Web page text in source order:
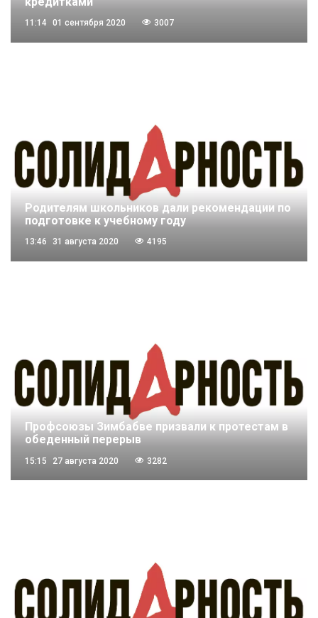
11:14 01 сентября 2020 3007
Родителям школьников дали рекомендации по
подготовке к учебному году
13:46 31 августа 2020 4195
Профсоюзы Зимбабве призвали к протестам в
обеденный перерыв
15:15 27 августа 2020 3282